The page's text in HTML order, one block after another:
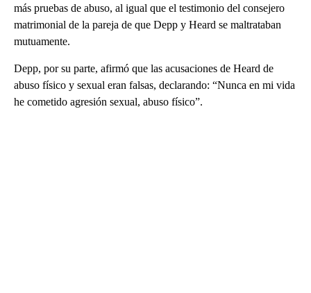
más pruebas de abuso, al igual que el testimonio del consejero
matrimonial de la pareja de que Depp y Heard se maltrataban
mutuamente.
Depp, por su parte, afirmó que las acusaciones de Heard de
abuso físico y sexual eran falsas, declarando: “Nunca en mi vida
he cometido agresión sexual, abuso físico”.